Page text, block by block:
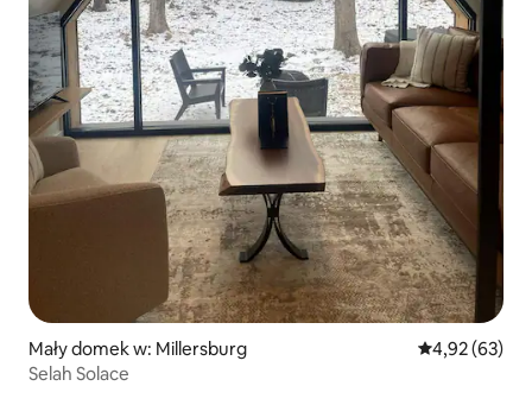
Mały domek w: Millersburg Średnia
4,92 (63)
Selah Solace